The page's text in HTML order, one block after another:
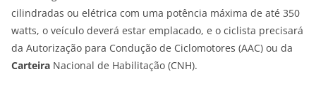
cilindradas ou elétrica com uma potência máxima de até 350
watts, o veículo deverá estar emplacado, e o ciclista precisará
da Autorização para Condução de Ciclomotores (AAC) ou da
Carteira Nacional de Habilitação (CNH).